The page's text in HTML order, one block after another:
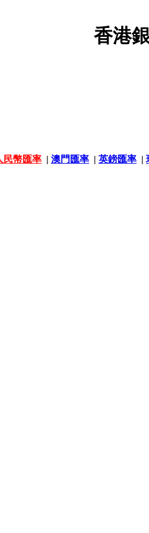
香港
民幣匯率 | 澳門匯率 | 英鎊匯率 |